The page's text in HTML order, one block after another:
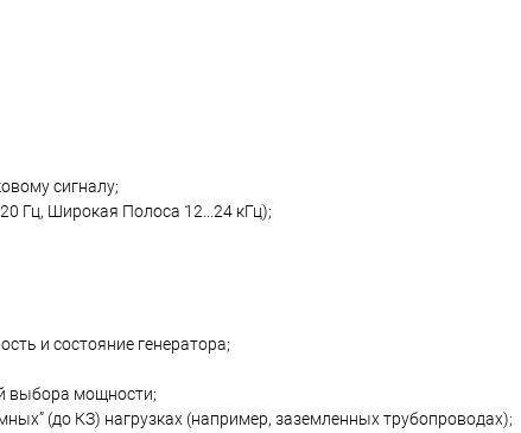
сигналу;
Гц, Широкая Полоса 12...24 кГц);
и состояние генератора;
выбора мощности;
(до КЗ) нагрузках (например, заземленных трубопроводах);